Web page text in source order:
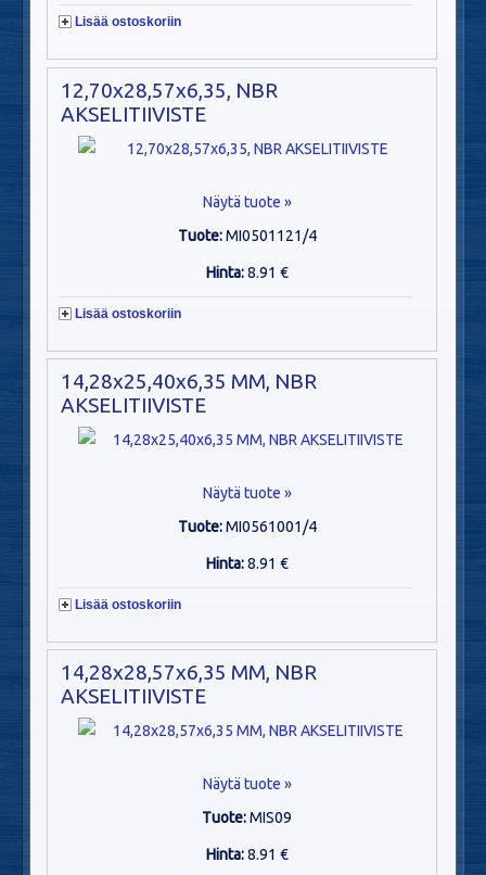
Lisää ostoskoriin
12,70x28,57x6,35, NBR
AKSELITIIVISTE
Näytä tuote »
Tuote:MI0501121/4
Hinta:8.91 €
Lisää ostoskoriin
14,28x25,40x6,35 MM, NBR
AKSELITIIVISTE
Näytä tuote »
Tuote:MI0561001/4
Hinta:8.91 €
Lisää ostoskoriin
14,28x28,57x6,35 MM, NBR
AKSELITIIVISTE
Näytä tuote »
Tuote:MIS09
Hinta:8.91 €